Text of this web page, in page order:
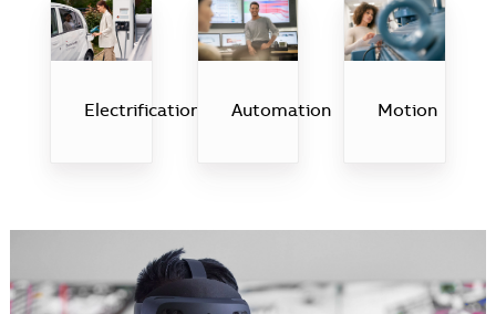
Electrification Automation Motion